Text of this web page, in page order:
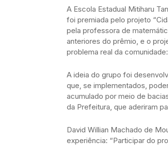
A Escola Estadual Mitiharu
foi premiada pelo projeto
pela professora de
anteriores do prêmio, e o
problema real da
A ideia do grupo foi
que, se implementados,
acumulado por meio de
da Prefeitura, que aderiram
David Willian Machado de
experiência: “Participar do